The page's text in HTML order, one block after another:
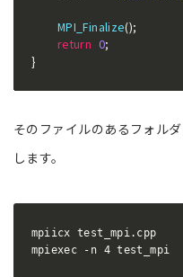
MPI_Finalize();
return 0;
}
そのファイルのあるフォル
します。
mpiicx test_mpi.cpp
mpiexec -n 4 test_mpi